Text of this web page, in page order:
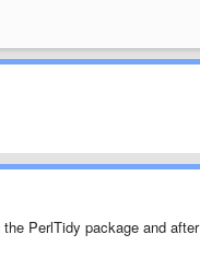
PerlTidy package and after